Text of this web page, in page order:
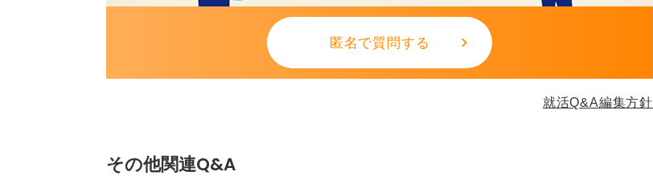
匿名で質問する
就活Q&A編集方針
その他関連Q&A